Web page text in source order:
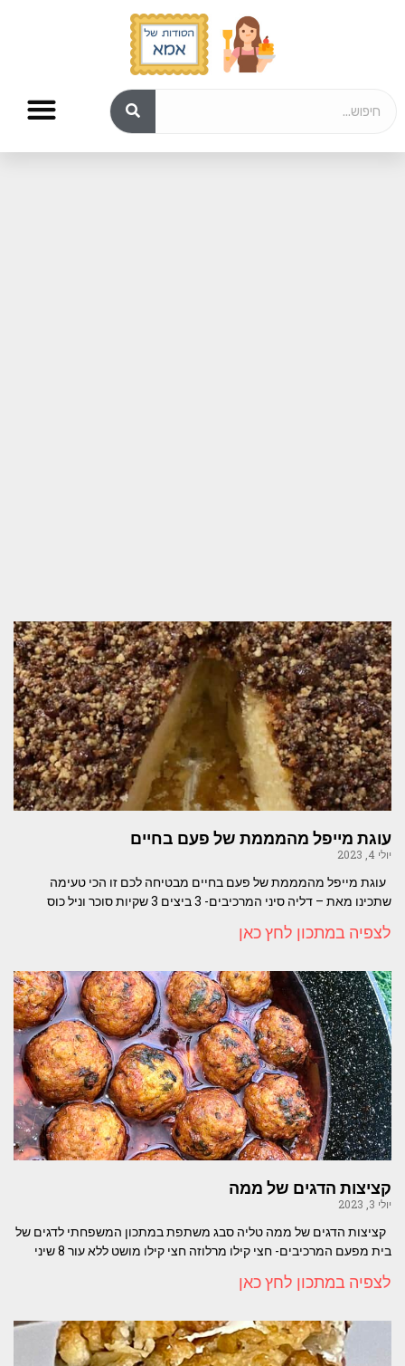
מתכונים לשבת
עוגת מייפל מהמממת של פעם בחיים
יולי 4, 2023
עוגת מייפל מהמממת של פעם בחיים מבטיחה לכם זו הכי טעימה
שתכינו מאת – דליה סיני המרכיבים- 3 ביצים 3 שקיות סוכר וניל כוס
לצפיה במתכון לחץ כאן
קציצות הדגים של ממה
יולי 3, 2023
קציצות הדגים של ממה טליה סבג משתפת במתכון המשפחתי לדגים של
בית מפעם המרכיבים- חצי קילו מרלוזה חצי קילו מושט ללא עור 8 שיני
לצפיה במתכון לחץ כאן